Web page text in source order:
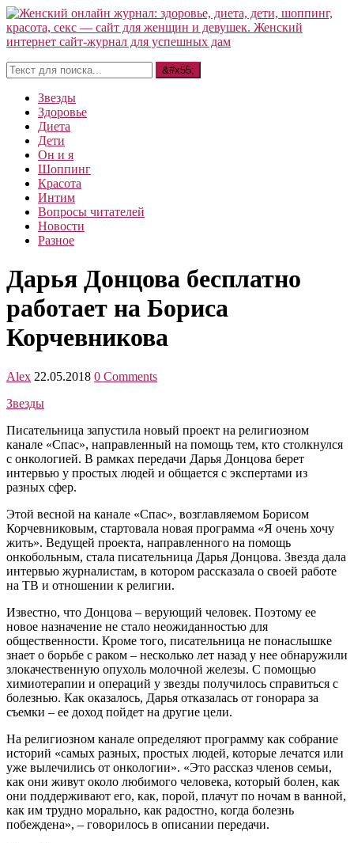
Звезды
Здоровье
Диета
Дети
Он и я
Шоппинг
Красота
Интим
Вопросы читателей
Новости
Разное
Дарья Донцова бесплатно
работает на Бориса
Корчевникова
Alex 22.05.2018 0 Comments
Звезды
Писательница запустила новый проект на религиозном
канале «Спас», направленный на помощь тем, кто столкнулся
с онкологией. В рамках передачи Дарья Донцова берет
интервью у простых людей и общается с экспертами из
разных сфер.
Этой весной на канале «Спас», возглавляемом Борисом
Корчевниковым, стартовала новая программа «Я очень хочу
жить». Ведущей проекта, направленного на помощь
онкобольным, стала писательница Дарья Донцова. Звезда дала
интервью журналистам, в котором рассказала о своей работе
на ТВ и отношении к религии.
Известно, что Донцова – верующий человек. Поэтому ее
новое назначение не стало неожиданностью для
общественности. Кроме того, писательница не понаслышке
знает о борьбе с раком – несколько лет назад у нее обнаружили
злокачественную опухоль молочной железы. С помощью
химиотерапии и операций у звезды получилось справиться с
болезнью. Как оказалось, Дарья отказалась от гонорара за
съемки – ее доход пойдет на другие цели.
На религиозном канале определяют программу как собрание
историй «самых разных, простых людей, которые лечатся или
уже вылечились от онкологии». «Это рассказ членов семьи,
как они живут около любимого человека, который болен, как
они поддерживают его, как, порой, плачут по ночам в ванной,
как им трудно морально, как радостно, когда болезнь
побеждена», – говорилось в описании передачи.